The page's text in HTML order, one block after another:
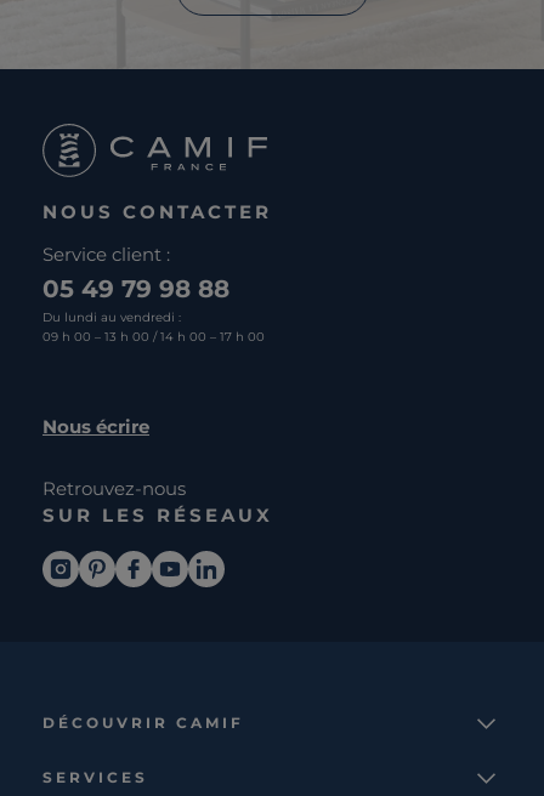
NOUS CONTACTER
Service client :
05 49 79 98 88
Du lundi au vendredi :
09 h 00 – 13 h 00 / 14 h 00 – 17 h 00
Nous écrire
Retrouvez-nous
SUR LES RÉSEAUX
DÉCOUVRIR CAMIF
SERVICES